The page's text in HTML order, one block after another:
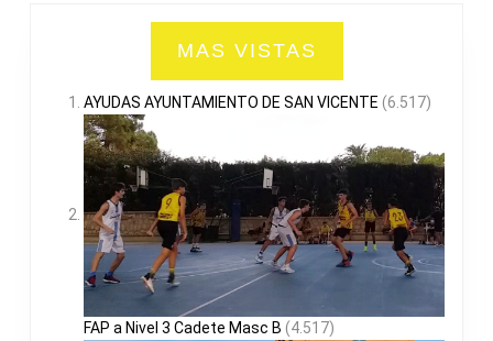
MAS VISTAS
AYUDAS AYUNTAMIENTO DE SAN VICENTE (6.517)
FAP a Nivel 3 Cadete Masc B (4.517)